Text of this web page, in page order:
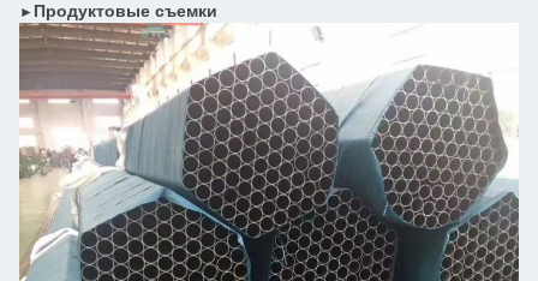
► Продуктовые съемки